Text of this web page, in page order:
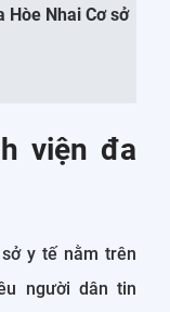
Hòe Nhai Cơ sở
viện đa
y tế nằm trên
người dân tin